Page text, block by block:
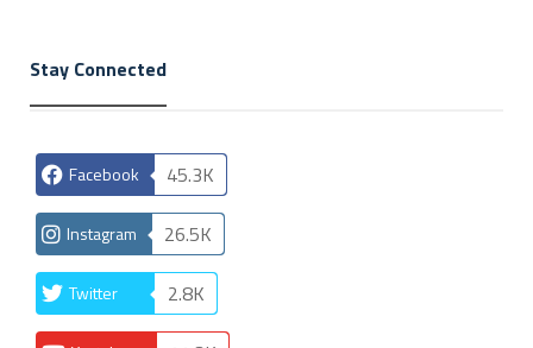
Stay Connected
Facebook 45.3K
Instagram 26.5K
Twitter 2.8K